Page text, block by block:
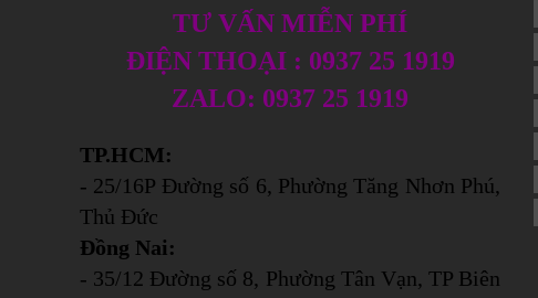
TƯ VẤN MIỄN PHÍ
ĐIỆN THOẠI : 0937 25 1919
ZALO: 0937 25 1919
TP.HCM:
- 25/16P Đường số 6, Phường Tăng Nhơn Phú,
Thủ Đức
Đồng Nai:
- 35/12 Đường số 8, Phường Tân Vạn, TP Biên